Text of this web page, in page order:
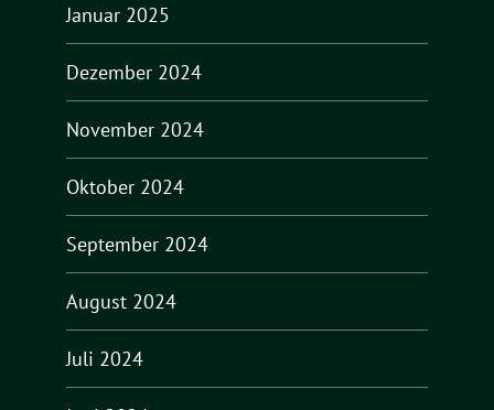
Januar 2025
Dezember 2024
November 2024
Oktober 2024
September 2024
August 2024
Juli 2024